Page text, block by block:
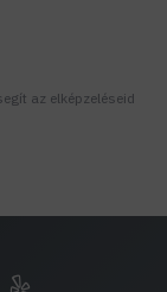
az elképzeléseid